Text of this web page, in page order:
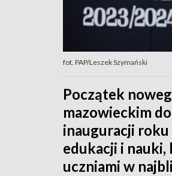
fot. PAP/Leszek Szymański
Początek
mazowieckim
inauguracji
edukacji i
uczniami w